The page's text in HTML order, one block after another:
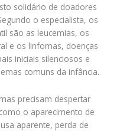
solidário de doadores
o especialista, os
são as leucemias, os
e os linfomas, doenças
iniciais silenciosos e
comuns da infância.
precisam despertar
o aparecimento de
aparente, perda de